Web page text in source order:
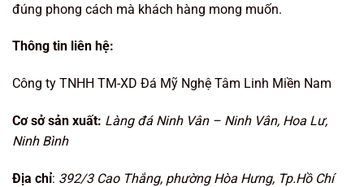
đúng phong cách mà khách hàng mong muốn.
Thông tin liên hệ:
Công ty TNHH TM-XD Đá Mỹ Nghệ Tâm Linh Miền Nam
Cơ sở sản xuất: Làng đá Ninh Vân – Ninh Vân, Hoa Lư,
Ninh Bình
Địa chỉ: 392/3 Cao Thắng, phường Hòa Hưng, Tp.Hồ Chí